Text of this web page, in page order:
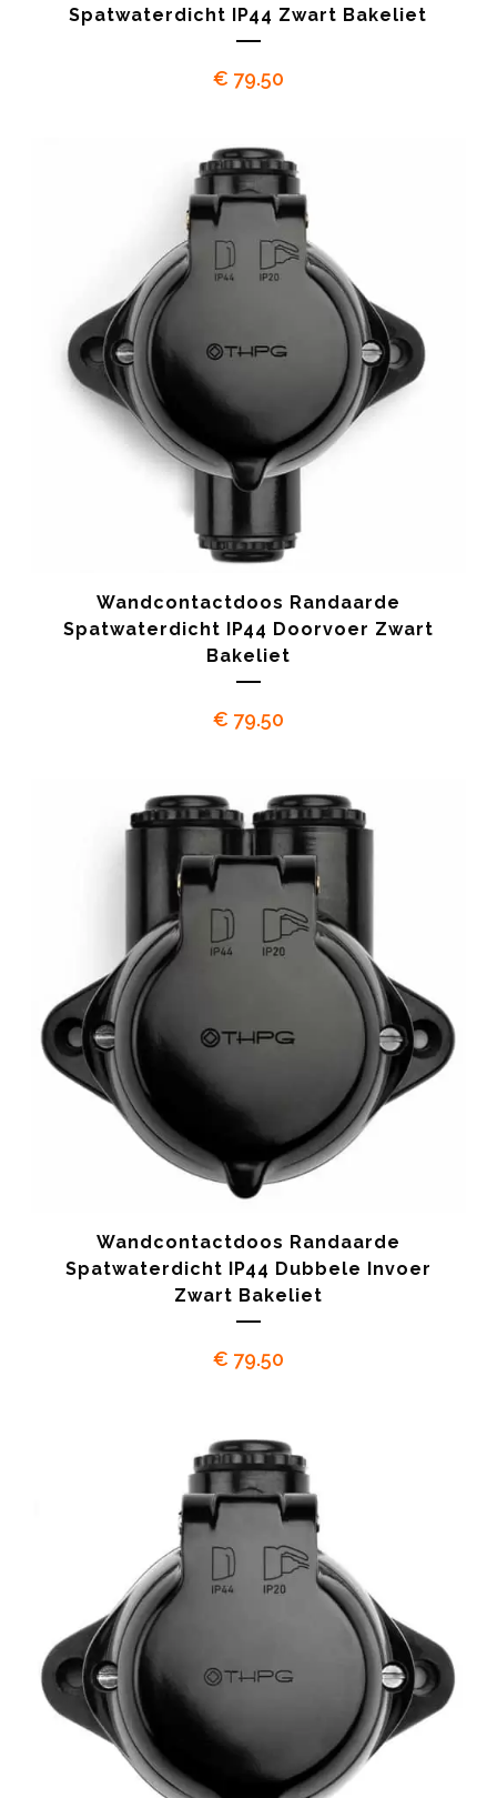
Spatwaterdicht IP44 Zwart Bakeliet
€ 79.50
Wandcontactdoos Randaarde
Spatwaterdicht IP44 Doorvoer Zwart
Bakeliet
€ 79.50
Wandcontactdoos Randaarde
Spatwaterdicht IP44 Dubbele Invoer
Zwart Bakeliet
€ 79.50